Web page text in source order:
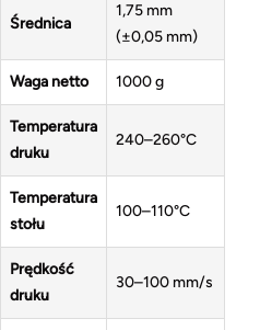
Średnica
1,75 mm
(±0,05 mm)
Waga netto 1000 g
Temperatura
druku
240–260°C
Temperatura
stołu
100–110°C
Prędkość
druku
30–100 mm/s